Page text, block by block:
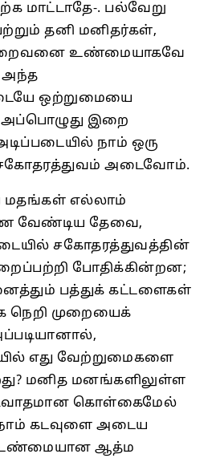
மாட்டாதே-. பல்வேறு
தனி மனிதர்கள்‌,
உண்மையாகவே
ஒற்றுமையை
அப்பொழுது இறை
நாம்‌ ஒரு
அடைவோம்‌.
மதங்கள்‌ எல்லாம்‌
வேண்டிய தேவை,
சகோதரத்துவத்தின்‌
போதிக்கின்றன;
பத்துக்‌ கட்டளைகள்‌
நெறி முறையைக்‌
எது வேற்றுமைகளை
மனித மனங்களிலுள்ள
கொள்கைமேல்‌
கடவுளை அடைய
உண்மையான ஆத்ம